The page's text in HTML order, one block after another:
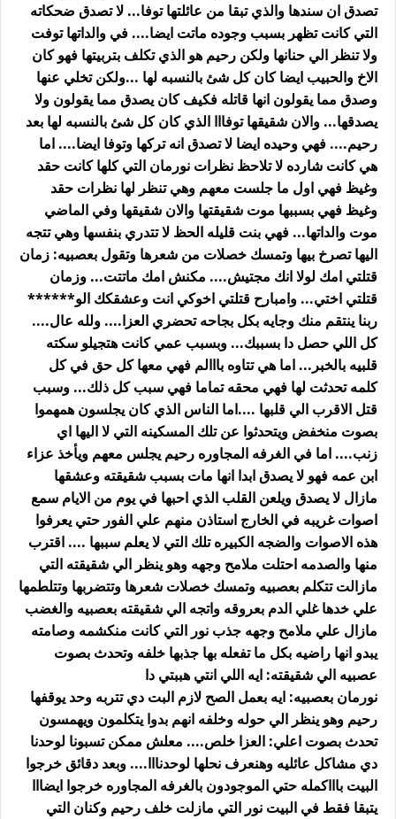
تصدق ان سندها والذي تبقا من عائلتها توفا... لا تصدق ضحكاته
التي كانت تظهر بسبب وجوده ماتت ايضا.... في والداتها توفت
ولا تنظر الي حنانها ولكن رحيم هو الذي تكلف بتربيتها فهو كان
الاخ والحبيب ايضا كان كل شئ بالنسبه لها ...ولكن تخلي عنها
وصدق مما يقولون انها قاتله فكيف كان يصدق مما يقولون ولا
يصدقها... والان شقيقها توفااا الذي كان كل شئ بالنسبه لها بعد
رحيم.... فهي وحيده ايضا لا تصدق انه تركها وتوفا ايضا.... اما
هي كانت شارده لا تلاحظ نظرات نورمان التي كلها كانت حقد
وغيظ فهي اول ما جلست معهم وهي تنظر لها نظرات حقد
وغيظ فهي بسببها موت شقيقتها والان شقيقها وفي الماضي
موت والداتها... فهي بنت قليله الحظ لا تتدري بنفسها وهي تتجه
اليها تصرخ بيها وتمسك خصلات من شعرها وتقول بعصبيه: زمان
قتلتي امك لولا انك مجتيش.... مكنش امك ماتتت... وزمان
قتلتي اختي... وامبارح قتلتي اخوكي انت وعشقكك الو******
ربنا ينتقم منك وجايه بكل بجاحه تحضري العزا.... ولله عال....
كل اللي حصل دا بسببك... وبسبب عمي كانت هتجيلو سكته
قلبيه بالخبر... اما هي تتاوه بااالم فهي معها كل حق في كل
كلمه تحدثت لها فهي محقه تماما فهي سبب كل ذلك... وسبب
قتل الاقرب الي قلبها ....اما الناس الذي كان يجلسون همهموا
بصوت منخفض ويتحدثوا عن تلك المسكينه التي لا اليها اي
زنب.... اما في الغرفه المجاوره رحيم يجلس معهم ويأخذ عزاء
ابن عمه فهو لا يصدق ابدا انها مات بسبب شقيقته وعشقها
مازال لا يصدق ويلعن القلب الذي احبها في يوم من الايام سمع
اصوات غريبه في الخارج استاذن منهم علي الفور حتي يعرفوا
هذه الاصوات والضجه الكبيره تلك التي لا يعلم سببها .... اقترب
منها والصدمه احتلت ملامح وجهه وهو ينظر الي شقيقته التي
مازالت تتكلم بعصبيه وتمسك خصلات شعرها وتتضربها وتتلطمها
علي خدها غلي الدم بعروقه واتجه الي شقيقته بعصبيه والغضب
مازال علي ملامح وجهه جذب نور التي كانت منكشمه وصامته
يبدو انها راضيه بكل ما تفعله بها جذبها خلفه وتحدث بصوت
عصبيه الي شقيقته: ايه اللي انتي هببتي دا
نورمان بعصبيه: ايه بعمل الصح لازم البت دي تتربه وحد يوقفها
رحيم وهو ينظر الي حوله وخلفه انهم بدوا يتكلمون ويهمسون
تحدث بصوت اعلي: العزا خلص.... معلش ممكن تسبونا لوحدنا
دي مشاكل عائليه وهنعرف نحلها لوحدنااا.... وبعد دقائق خرجوا
البيت باااكمله حتي الموجودون بالغرفه المجاوره خرجوا ايضااا
يتبقا فقط في البيت نور التي مازلت خلف رحيم وكنان التي